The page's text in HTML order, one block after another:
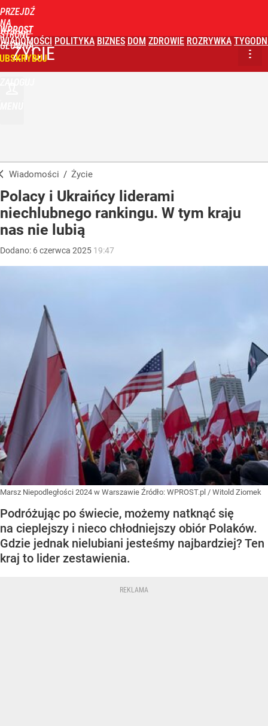
PRZEJDŹ
NA
STRONĘ
GŁÓWNĄ
WPROST
WIADOMOŚCI POLITYKA BIZNES DOM ZDROWIE ROZRYWKA
ŻYCIE
Wiadomości / Życie
Polacy i Ukraińcy liderami
niechlubnego rankingu. W tym kraju
nas nie lubią
Dodano: 6czerwca 2025 19:47
Marsz Niepodległości 2024 w Warszawie Źródło: WPROST.pl / Witold Ziomek
Podróżując po świecie, możemy natknąć się
na cieplejszy i nieco chłodniejszy obiór Polaków.
Gdzie jednak nielubiani jesteśmy najbardziej? Ten
kraj to lider zestawienia.